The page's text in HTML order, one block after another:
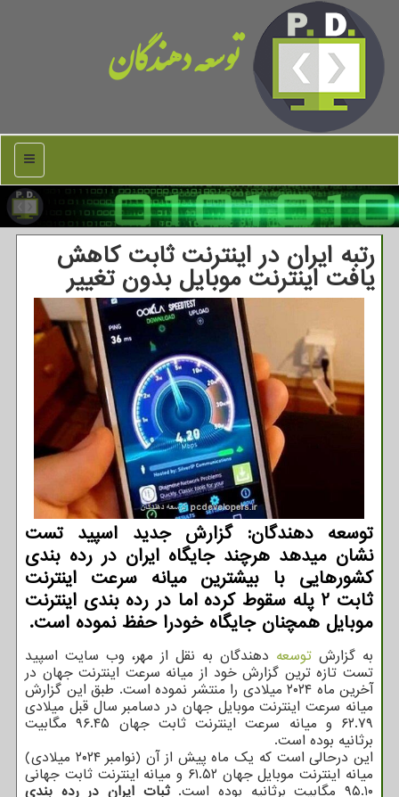
توسعه دهندگان
منو
رتبه ایران در اینترنت ثابت کاهش
یافت اینترنت موبایل بدون تغییر
توسعه دهندگان: گزارش جدید اسپید تست
نشان میدهد هرچند جایگاه ایران در رده بندی
کشورهایی با بیشترین میانه سرعت اینترنت
ثابت 2 پله سقوط کرده اما در رده بندی اینترنت
موبایل همچنان جایگاه خودرا حفظ نموده است.
به گزارش توسعه دهندگان به نقل از مهر، وب سایت اسپید
تست تازه ترین گزارش خود از میانه سرعت اینترنت جهان در
آخرین ماه ۲۰۲۴ میلادی را منتشر نموده است. طبق این گزارش
میانه سرعت اینترنت موبایل جهان در دسامبر سال قبل میلادی
۶۲.۷۹ و میانه سرعت اینترنت ثابت جهان ۹۶.۴۵ مگابیت
برثانیه بوده است.
این درحالی است که یک ماه پیش از آن (نوامبر ۲۰۲۴ میلادی)
میانه اینترنت موبایل جهان ۶۱.۵۲ و میانه اینترنت ثابت جهانی
۹۵.۱۰ مگابیت برثانیه بوده است. ثبات ایران در رده بندی